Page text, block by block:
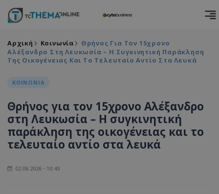
Αρχική Κοινωνία
Θρήνος Για Τον 15χρονο
Αλέξανδρο Στη Λευκωσία – Η Συγκινητική Παράκληση
Της Οικογένειας Και Το Τελευταίο Αντίο Στα Λευκά
ΚΟΙΝΩΝΙΑ
Θρήνος για τον 15χρονο Αλέξανδρο
στη Λευκωσία – Η συγκινητική
παράκληση της οικογένειας και το
τελευταίο αντίο στα λευκά
02.06.2026 - 10:43